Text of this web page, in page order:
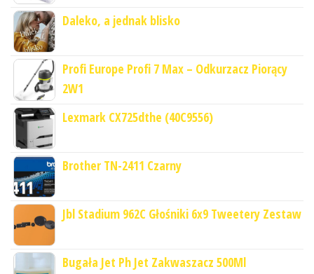
Daleko, a jednak blisko
Profi Europe Profi 7 Max – Odkurzacz Piorący
2W1
Lexmark CX725dthe (40C9556)
Brother TN-2411 Czarny
Jbl Stadium 962C Głośniki 6x9 Tweetery Zestaw
Bugała Jet Ph Jet Zakwaszacz 500Ml